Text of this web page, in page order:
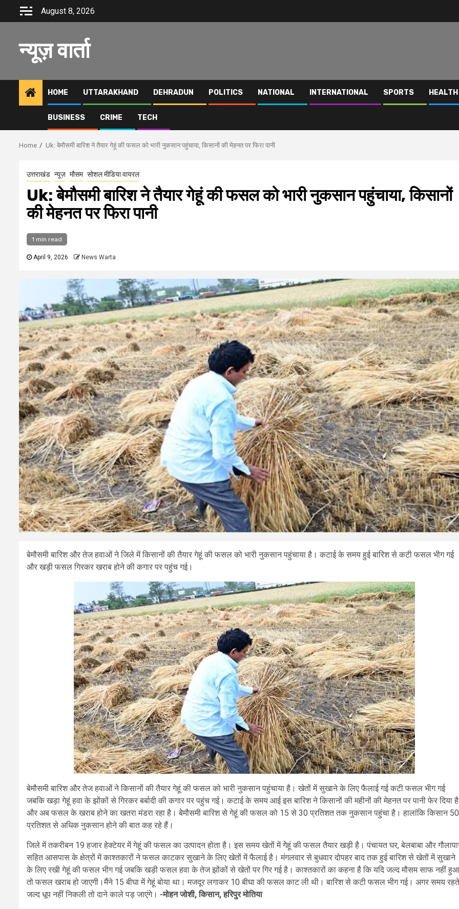
August 8, 2026
न्यूज़ वार्ता
HOME UTTARAKHAND DEHRADUN POLITICS NATIONAL INTERNATIONAL SPORTS HEALTH
BUSINESS CRIME TECH
Home Uk: बेमौसमी बारिश ने तैयार गेहूं की फसल को भारी नुकसान पहुंचाया, किसानों की मेहनत पर फिरा पानी
उत्तराखंड न्यूज़ मौसम सोशल मीडिया वायरल
Uk: बेमौसमी बारिश ने तैयार गेहूं की फसल को भारी नुकसान पहुंचाया, किसानों
की मेहनत पर फिरा पानी
1 min read
April 9, 2026 News Warta
बेमौसमी बारिश और तेज हवाओं ने जिले में किसानों की तैयार गेहूं की फसल को भारी नुकसान पहुंचाया है। कटाई के समय हुई बारिश से कटी फसल भीग गई
और खड़ी फसल गिरकर खराब होने की कगार पर पहुंच गई।
बेमौसमी बारिश और तेज हवाओं ने किसानों की तैयार गेहूं की फसल को भारी नुकसान पहुंचाया है। खेतों में सुखाने के लिए फैलाई गई कटी फसल भीग गई
जबकि खड़ा गेहूं हवा के झोंकों से गिरकर बर्बादी की कगार पर पहुंच गई। कटाई के समय आई इस बारिश ने किसानों की महीनों की मेहनत पर पानी फेर दिया है
और अब फसल के खराब होने का खतरा मंडरा रहा है। बेेमौसमी बारिश से गेहूं की फसल को 15 से 30 प्रतिशत तक नुकसान पहुंचा है। हालांकि किसान 50
प्रतिशत से अधिक नुकसान होने की बात कह रहे हैं।
जिले में तकरीबन 19 हजार हेक्टेयर में गेहूं की फसल का उत्पादन होता है। इस समय खेतों में गेेहूं की फसल तैयार खड़ी है। पंचायत घर, बेलबाबा और
सहित आसपास के क्षेत्रों में काश्तकारों ने फसल काटकर सुखाने के लिए खेतों में फैलाई है। मंगलवार से बुधवार दोपहर बाद तक हुई बारिश से खेतों में सुखाने
के लिए रखी गेहूं की फसल भीग गई जबकि खड़ी फसल हवा के तेज झोंकों से खेतों पर गिर गई है। काश्तकारों का कहना है कि यदि जल्द मौसम साफ नहीं हुआ
तो फसल खराब हो जाएगी।मैंने 15 बीघा में गेहूं बोया था। मजदूर लगाकर 10 बीघा की फसल काट ली थी। बारिश से कटी फसल भीग गई। अगर समय रहते
जल्द धूप नहीं निकली तो दाने काले पड़ जाएंगे। -मोहन जोशी, किसान, हरिपुर मोतिया